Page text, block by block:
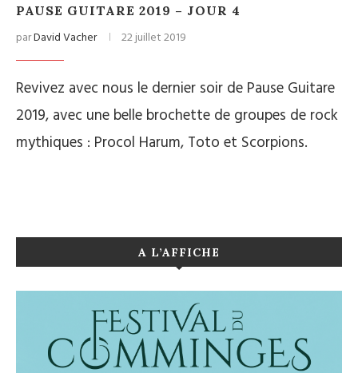
PAUSE GUITARE 2019 – JOUR 4
parDavid Vacher 22 juillet 2019
Revivez avec nous le dernier soir de Pause Guitare
2019, avec une belle brochette de groupes de rock
mythiques : Procol Harum, Toto et Scorpions.
A L’AFFICHE